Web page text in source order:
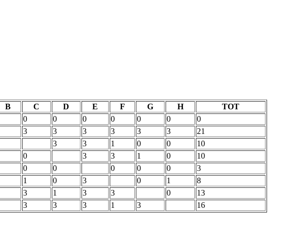
B C D E F G H
TOT
0 0 0 0 0 0
0
3 3 3 3 3 3
21
3 3 1 0 0
10
0 3 3 1 0
10
0 0 0 0 0
3
1 0 3 0 1
8
3 1 3 3 0
13
3 3 3 1 3 16